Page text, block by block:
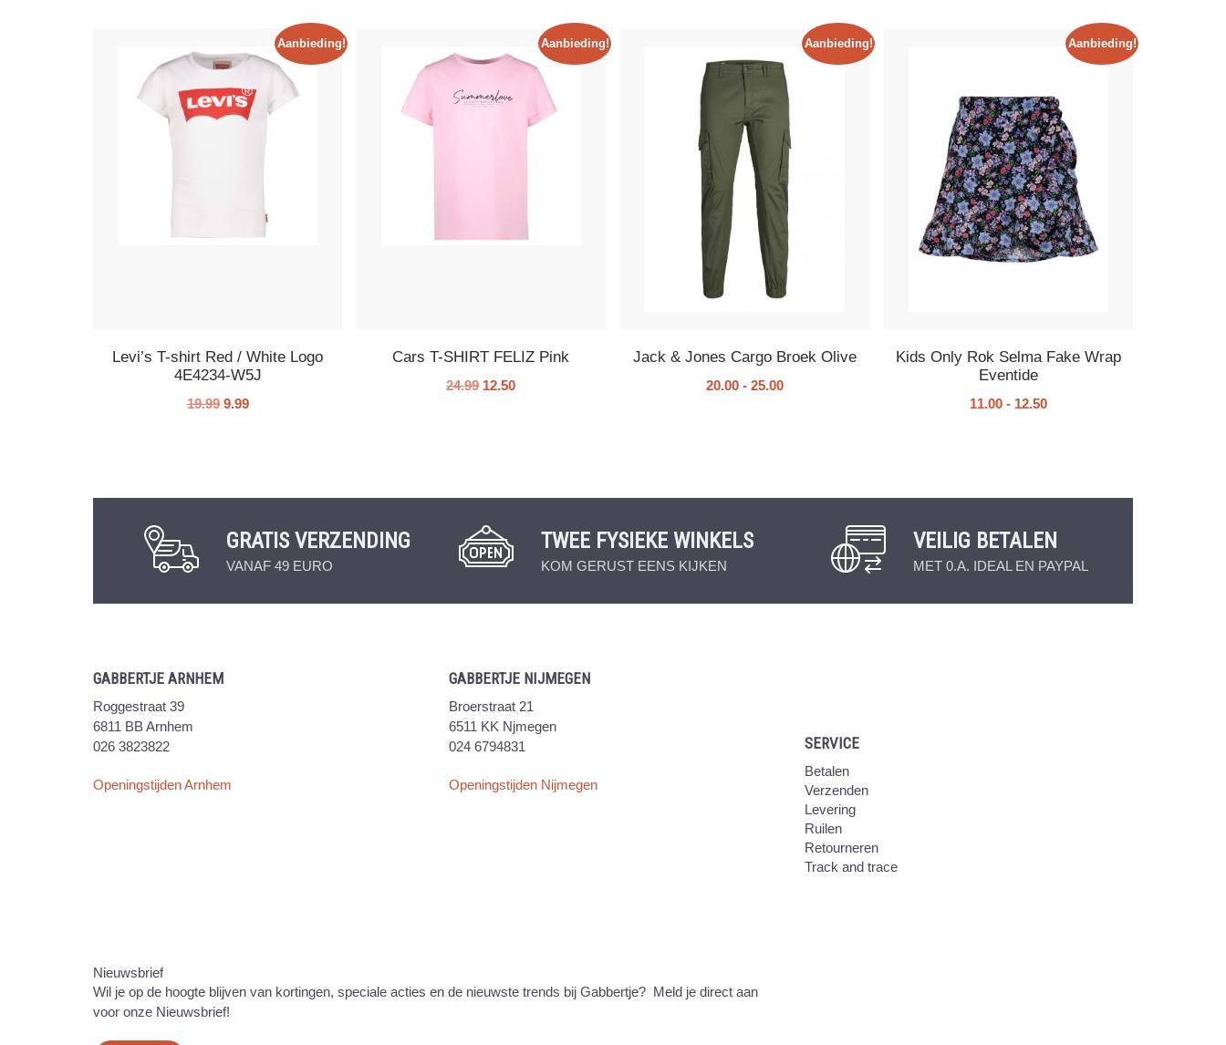
Aanbieding!
Levi’s T-shirt Red / White Logo
4E4234-W5J
19.99 9.99
Aanbieding!
Cars T-SHIRT FELIZ Pink
24.99 12.50
Aanbieding!
Jack & Jones Cargo Broek Olive
20.00 - 25.00
Aanbieding!
Kids Only Rok Selma Fake Wrap
Eventide
11.00 - 12.50
GRATIS VERZENDING
VANAF 49 EURO
TWEE FYSIEKE WINKELS
KOM GERUST EENS KIJKEN
VEILIG BETALEN
MET 0.A. IDEAL EN PAYPAL
GABBERTJE ARNHEM
Roggestraat 39
6811 BB Arnhem
026 3823822
Openingstijden Arnhem
GABBERTJE NIJMEGEN
Broerstraat 21
6511 KK Njmegen
024 6794831
Openingstijden Nijmegen
SERVICE
Betalen
Verzenden
Levering
Ruilen
Retourneren
Track and trace
Nieuwsbrief
Wil je op de hoogte blijven van kortingen, speciale acties en de nieuwste trends bij Gabbertje? Meld je direct aan
voor onze Nieuwsbrief!